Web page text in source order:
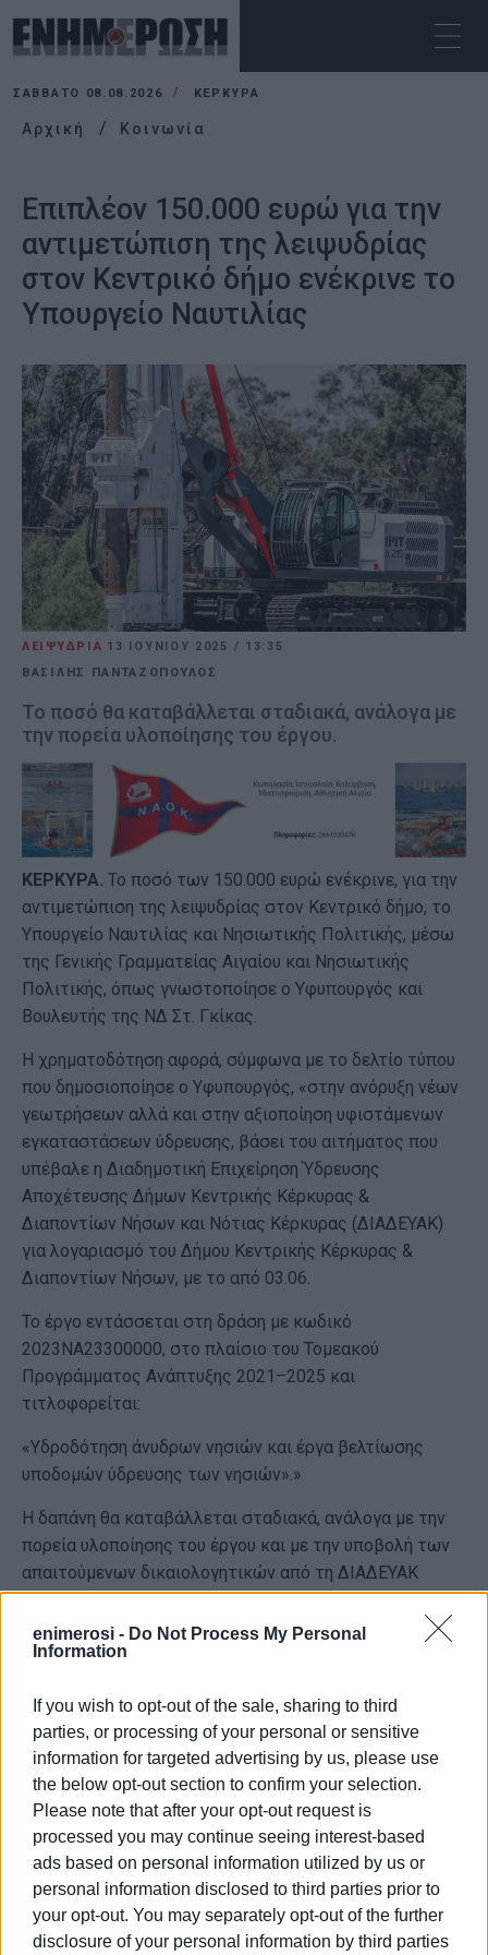
enimerosi - Do Not Process My Personal
Information
If you wish to opt-out of the sale, sharing to third
parties, or processing of your personal or sensitive
information for targeted advertising by us, please use
the below opt-out section to confirm your selection.
Please note that after your opt-out request is
processed you may continue seeing interest-based
ads based on personal information utilized by us or
personal information disclosed to third parties prior to
your opt-out. You may separately opt-out of the further
disclosure of your personal information by third parties
ΣΆΒΒΑΤΟ 08.08.2026 ΚΕΡΚΥΡΑ
Αρχική Κοινωνία
Επιπλέον 150.000 ευρώ για την
αντιμετώπιση της λειψυδρίας
στον Κεντρικό δήμο ενέκρινε το
Υπουργείο Ναυτιλίας
ΛΕΙΨΥΔΡΙΑ 13 ΙΟΥΝΊΟΥ 2025 / 13:35
ΒΑΣΙΛΗΣ ΠΑΝΤΑΖΟΠΟΥΛΟΣ
Το ποσό θα καταβάλλεται σταδιακά, ανάλογα με
την πορεία υλοποίησης του έργου.
ΚΕΡΚΥΡΑ. Το ποσό των 150.000 ευρώ ενέκρινε, για την
αντιμετώπιση της λειψυδρίας στον Κεντρικό δήμο, το
Υπουργείο Ναυτιλίας και Νησιωτικής Πολιτικής, μέσω
της Γενικής Γραμματείας Αιγαίου και Νησιωτικής
Πολιτικής, όπως γνωστοποίησε ο Υφυπουργός και
Βουλευτής της ΝΔ Στ. Γκίκας.
Η χρηματοδότηση αφορά, σύμφωνα με το δελτίο τύπου
που δημοσιοποίησε ο Υφυπουργός, «στην ανόρυξη νέων
γεωτρήσεων αλλά και στην αξιοποίηση υφιστάμενων
εγκαταστάσεων ύδρευσης, βάσει του αιτήματος που
υπέβαλε η Διαδημοτική Επιχείρηση Ύδρευσης
Αποχέτευσης Δήμων Κεντρικής Κέρκυρας &
Διαποντίων Νήσων και Νότιας Κέρκυρας (ΔΙΑΔΕΥΑΚ)
για λογαριασμό του Δήμου Κεντρικής Κέρκυρας &
Διαποντίων Νήσων, με το από 03.06.
Το έργο εντάσσεται στη δράση με κωδικό
2023ΝΑ23300000, στο πλαίσιο του Τομεακού
Προγράμματος Ανάπτυξης 2021–2025 και
τιτλοφορείται:
«Υδροδότηση άνυδρων νησιών και έργα βελτίωσης
υποδομών ύδρευσης των νησιών».»
Η δαπάνη θα καταβάλλεται σταδιακά, ανάλογα με την
πορεία υλοποίησης του έργου και με την υποβολή των
απαιτούμενων δικαιολογητικών από τη ΔΙΑΔΕΥΑΚ
(συμβάσεις, τιμολόγια, εγκριτικές αποφάσεις κ.λπ.).
ΦΩΤΟ@pixabay
ΒΑΣΙΛΗΣ ΠΑΝΤΑΖΟΠΟΥΛΟΣ